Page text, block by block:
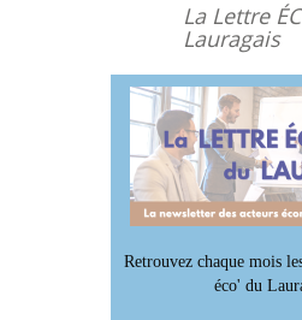
La Lettre
Lauragais
Retrouvez chaque mois
éco' du